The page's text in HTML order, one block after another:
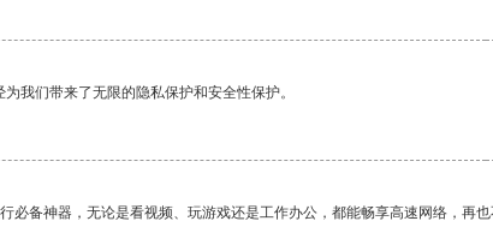
我们带来了无限的隐私保护和安全性保护。
必备神器，无论是看视频、玩游戏还是工作办公，都能畅享高速网络，再